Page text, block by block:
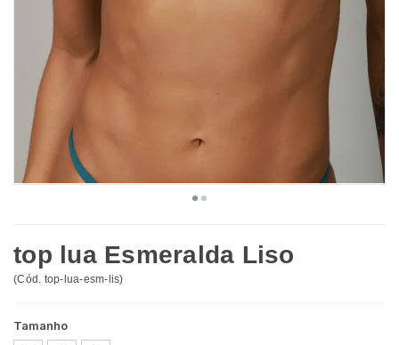
top lua Esmeralda Liso
(Cód. top-lua-esm-lis)
Tamanho